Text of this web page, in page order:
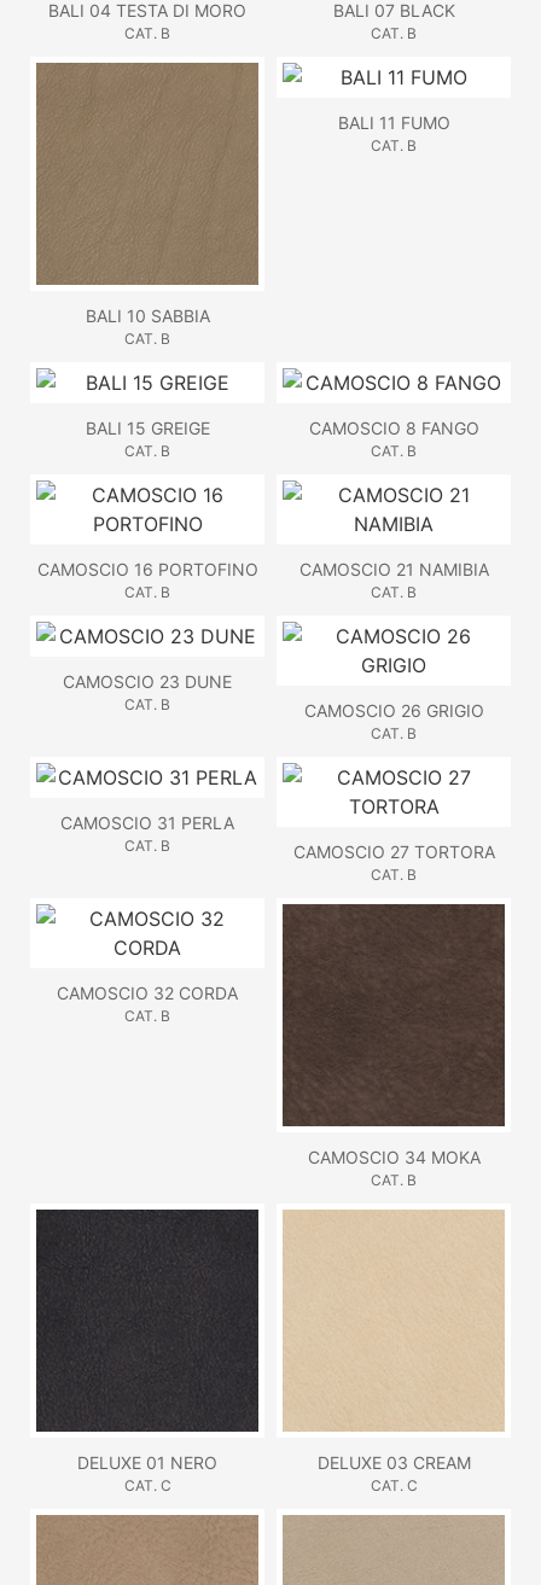
BALI 04 TESTA DI MORO
CAT. B
BALI 07 BLACK
CAT. B
BALI 10 SABBIA
CAT. B
BALI 11 FUMO
CAT. B
BALI 15 GREIGE
CAT. B
CAMOSCIO 8 FANGO
CAT. B
CAMOSCIO 16 PORTOFINO
CAT. B
CAMOSCIO 21 NAMIBIA
CAT. B
CAMOSCIO 23 DUNE
CAT. B CAMOSCIO 26 GRIGIO
CAT. B
CAMOSCIO 31 PERLA
CAT. B CAMOSCIO 27 TORTORA
CAT. B
CAMOSCIO 32 CORDA
CAT. B
CAMOSCIO 34 MOKA
CAT. B
DELUXE 01 NERO
CAT. C
DELUXE 03 CREAM
CAT. C